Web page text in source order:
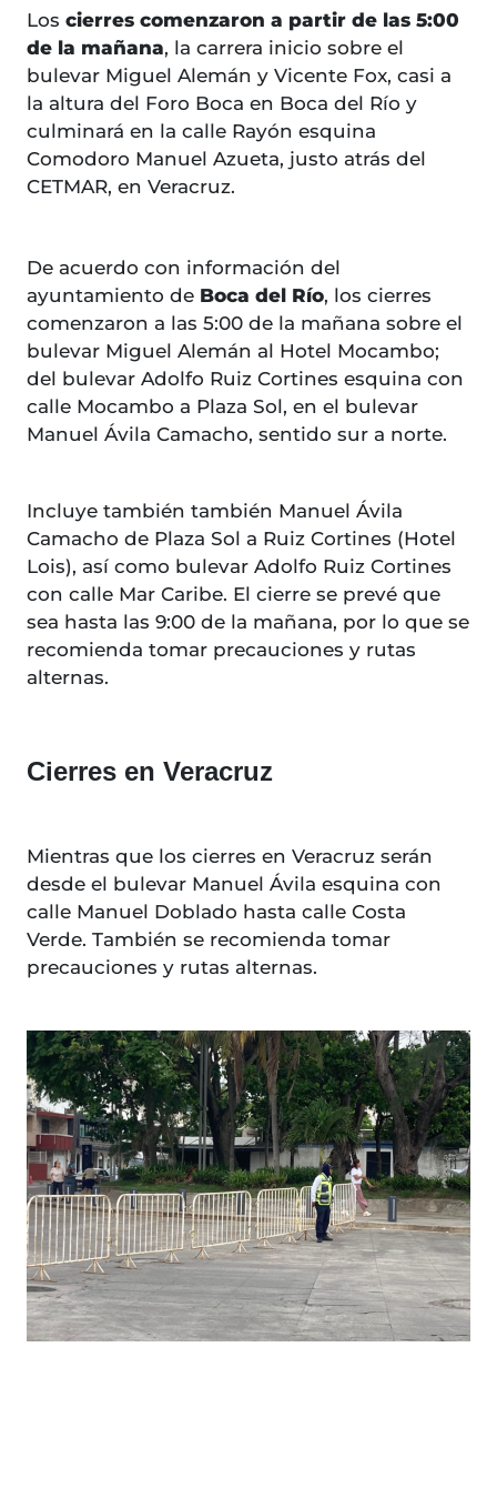
Los cierres comenzaron a partir de las 5:00
de la mañana, la carrera inicio sobre el
bulevar Miguel Alemán y Vicente Fox, casi a
la altura del Foro Boca en Boca del Río y
culminará en la calle Rayón esquina
Comodoro Manuel Azueta, justo atrás del
CETMAR, en Veracruz.
De acuerdo con información del
ayuntamiento de Boca del Río, los cierres
comenzaron a las 5:00 de la mañana sobre el
bulevar Miguel Alemán al Hotel Mocambo;
del bulevar Adolfo Ruiz Cortines esquina con
calle Mocambo a Plaza Sol, en el bulevar
Manuel Ávila Camacho, sentido sur a norte.
Incluye también también Manuel Ávila
Camacho de Plaza Sol a Ruiz Cortines (Hotel
Lois), así como bulevar Adolfo Ruiz Cortines
con calle Mar Caribe. El cierre se prevé que
sea hasta las 9:00 de la mañana, por lo que se
recomienda tomar precauciones y rutas
alternas.
Cierres en Veracruz
Mientras que los cierres en Veracruz serán
desde el bulevar Manuel Ávila esquina con
calle Manuel Doblado hasta calle Costa
Verde. También se recomienda tomar
precauciones y rutas alternas.